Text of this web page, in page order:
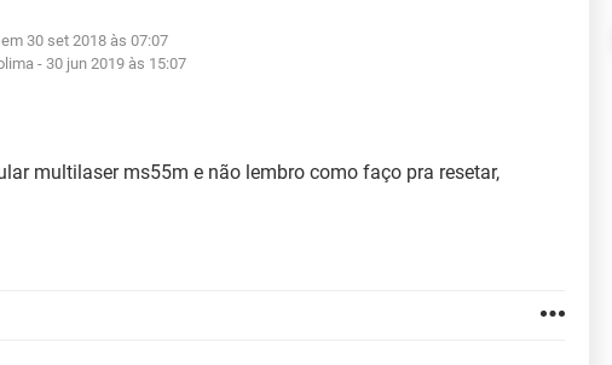
30 set 2018 às 07:07
- 30 jun 2019 às 15:07
multilaser ms55m e não lembro como faço pra resetar,